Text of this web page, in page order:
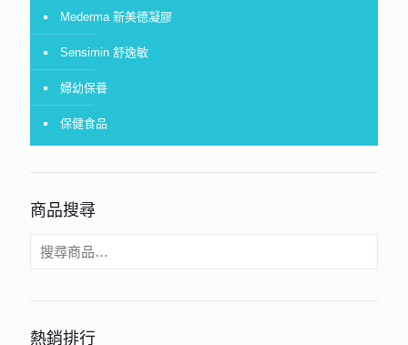
Mederma 新美德凝膠
Sensimin 舒逸敏
婦幼保養
保健食品
商品搜尋
熱銷排行